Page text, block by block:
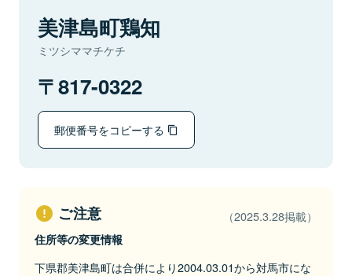
美津島町鶏知
ミツシママチケチ
817-0322
郵便番号をコピーする
ご注意 （2025.3.28掲載）
住所等の変更情報
下県郡美津島町は合併により2004.03.01から対馬市にな